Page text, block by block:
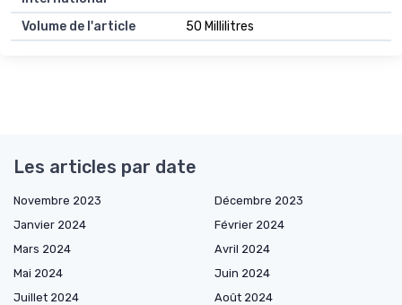
Volume de l'article 50 Millilitres
Les articles par date
Novembre 2023
Décembre 2023
Janvier 2024
Février 2024
Mars 2024
Avril 2024
Mai 2024
Juin 2024
Juillet 2024
Août 2024